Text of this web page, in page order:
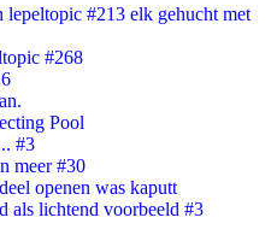
lepeltopic #213 elk gehucht met
#268
Pool
#3
meer #30
openen was kaputt
als lichtend voorbeeld #3